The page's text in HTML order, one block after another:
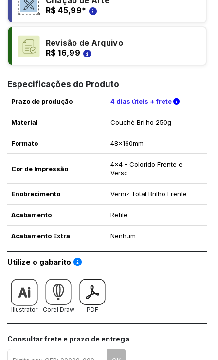
R$ 45,99*
Revisão de Arquivo
R$ 16,99
Especificações do Produto
Prazo de produção 4 dias úteis + frete Verifique
Material Couché Brilho 250g
Formato 48x160mm
Cor de Impressão
4x4 - Colorido Frente e
Verso
Enobrecimento Verniz Total Brilho Frente
Acabamento Refile
Acabamento Extra Nenhum
Utilize o gabarito Saiba como utilizar os nossos gabaritos
Illustrator Corel Draw PDF
Consultar frete e prazo de entrega